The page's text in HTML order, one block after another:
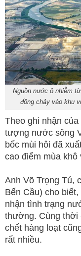
Nguồn nước ô nhiễm
đồng chảy vào khu
Theo ghi nhận
tượng nước sông
bốc mùi hôi đã
cao điểm mùa
Anh Võ Trọng Tú,
Bến Cầu) cho
nhận tình trạng
thường. Cùng thời
chết hàng loạt
rất nhiều.